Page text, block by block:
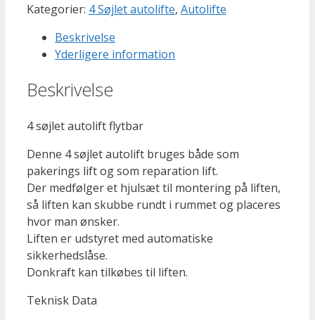
Kategorier: 4 Søjlet autolifte, Autolifte
Beskrivelse
Yderligere information
Beskrivelse
4 søjlet autolift flytbar
Denne 4 søjlet autolift bruges både som
pakerings lift og som reparation lift.
Der medfølger et hjulsæt til montering på liften,
så liften kan skubbe rundt i rummet og placeres
hvor man ønsker.
Liften er udstyret med automatiske
sikkerhedslåse.
Donkraft kan tilkøbes til liften.
Teknisk Data